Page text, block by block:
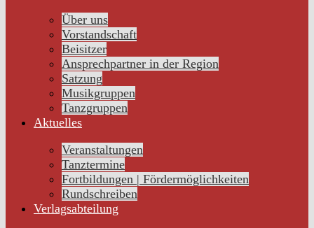
Über uns
Vorstandschaft
Beisitzer
Ansprechpartner in der Region
Satzung
Musikgruppen
Tanzgruppen
Aktuelles
Veranstaltungen
Tanztermine
Fortbildungen | Fördermöglichkeiten
Rundschreiben
Verlagsabteilung